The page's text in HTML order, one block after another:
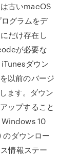
古いmacOS
グラムをデ
だけ存在し
が必要な
ダウン
以前のバージ
ます。ダウン
ップすること
Windows 10
のダウンロー
情報ステー